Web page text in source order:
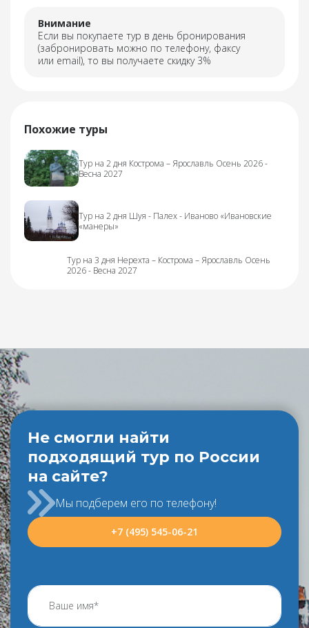
Внимание
Если вы покупаете тур в день бронирования
(забронировать можно по телефону, факсу
или email), то вы получаете скидку 3%
Похожие туры
Тур на 2 дня Кострома – Ярославль Осень 2026 -
Весна 2027
Тур на 2 дня Шуя - Палех - Иваново «Ивановские
«манеры»
Тур на 3 дня Нерехта – Кострома – Ярославль Осень
2026 - Весна 2027
Не смогли найти
подходящий тур по России
на сайте?
Мы подберем его по телефону!
+7 (495) 545-06-21